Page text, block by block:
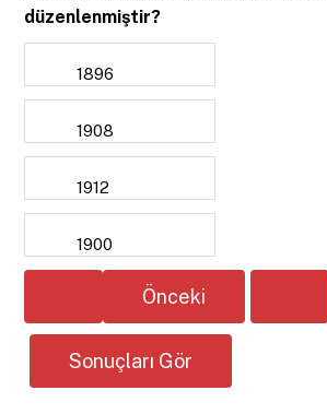
düzenlenmiştir?
1896
1908
1912
1900